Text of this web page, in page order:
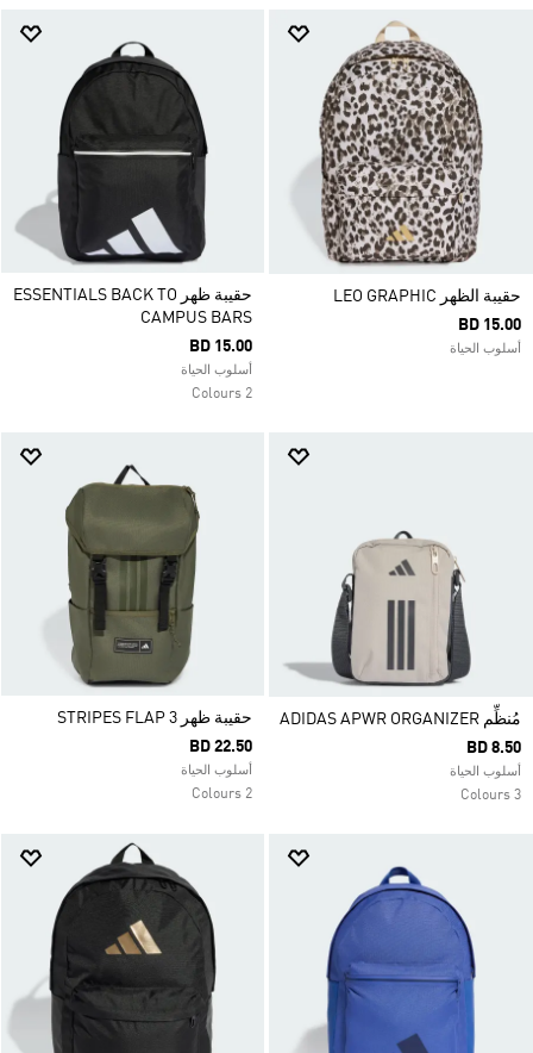
حقيبة الظهر LEO GRAPHIC
BD 15.00
أسلوب الحياة
حقيبة ظهر ESSENTIALS BACK TO
CAMPUS BARS
BD 15.00
أسلوب الحياة
2 Colours
مُنظِّم ADIDAS APWR ORGANIZER
BD 8.50
أسلوب الحياة
3 Colours
حقيبة ظهر 3 STRIPES FLAP
BD 22.50
أسلوب الحياة
2 Colours